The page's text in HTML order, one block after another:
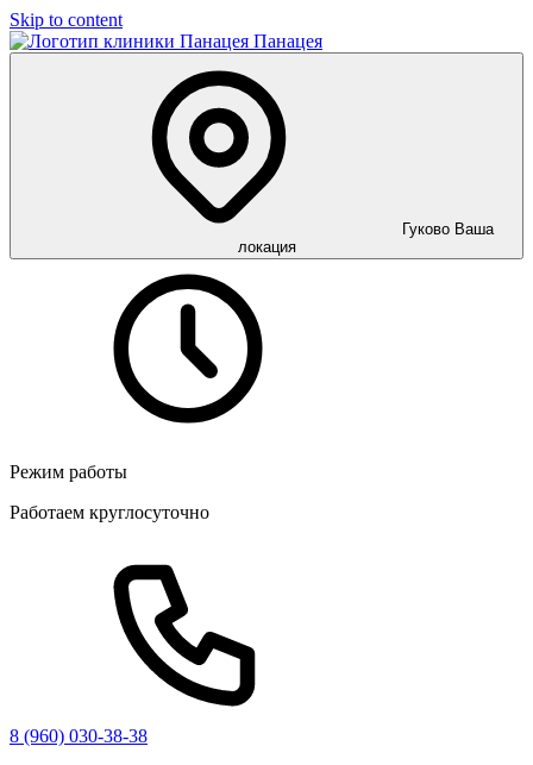
Skip to content
Панацея
Гуково Ваша
локация
Режим работы
Работаем круглосуточно
8 (960) 030-38-38